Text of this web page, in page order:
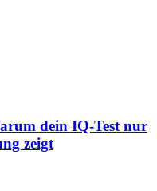
dein IQ-Test nur
zeigt